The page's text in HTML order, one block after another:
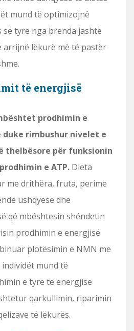
mund të optimizojnë
tyre nga brenda jashtë
arrijnë lëkurë më të pastër
të energjisë
prodhimin e
rimbushur nivelet e
thelbësore për funksionin
e ATP. Dieta
me drithëra, fruta, perime
ushqyese dhe
që mbështesin shëndetin
prodhimin e energjisë
plotësimin e NMN me
mund të
e tyre të energjisë
qarkullimin, riparimin
të lëkurës.